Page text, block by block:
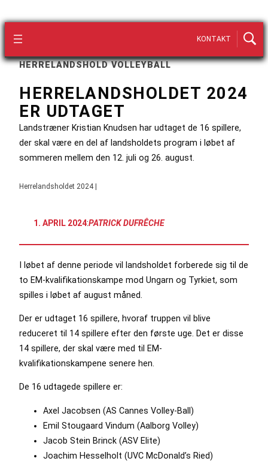
KONTAKT
HERRELANDSHOLD VOLLEYBALL
HERRELANDSHOLDET 2024
ER UDTAGET
Landstræner Kristian Knudsen har udtaget de 16 spillere,
der skal være en del af landsholdets program i løbet af
sommeren mellem den 12. juli og 26. august.
Herrelandsholdet 2024 |
1. APRIL 2024:PATRICK DUFRÊCHE
I løbet af denne periode vil landsholdet forberede sig til de
to EM-kvalifikationskampe mod Ungarn og Tyrkiet, som
spilles i løbet af august måned.
Der er udtaget 16 spillere, hvoraf truppen vil blive
reduceret til 14 spillere efter den første uge. Det er disse
14 spillere, der skal være med til EM-
kvalifikationskampene senere hen.
De 16 udtagede spillere er:
Axel Jacobsen (AS Cannes Volley-Ball)
Emil Stougaard Vindum (Aalborg Volley)
Jacob Stein Brinck (ASV Elite)
Joachim Hesselholt (UVC McDonald’s Ried)